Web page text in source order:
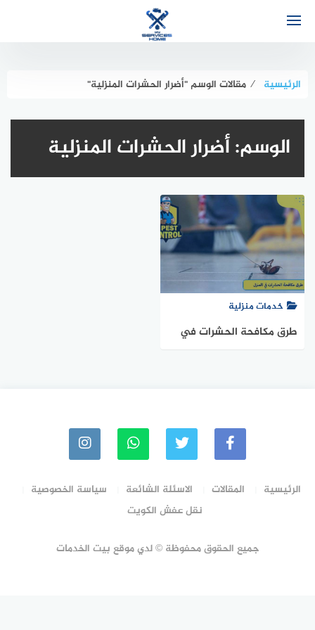
إلى
الرئيسية ⁄ مقالات الوسم "أضرار الحشرات المنزلية"
الوسم:أضرار الحشرات المنزلية
خدمات منزلية
طرق مكافحة الحشرات في
الرئيسية المقالات الاسئلة الشائعة
سياسة الخصوصية
نقل عفش الكويت
جميع الحقوق محفوظة © لدي موقع بيت الخدمات